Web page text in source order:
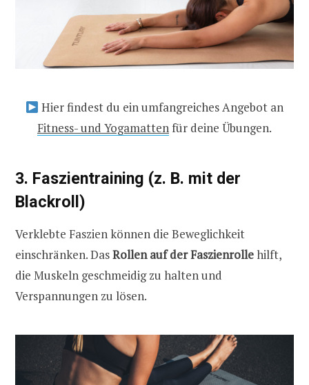
Hier findest du ein umfangreiches Angebot an
Fitness- und Yogamattenfür deine Übungen.
3. Faszientraining (z. B. mit der
Blackroll)
Verklebte Faszien können die Beweglichkeit
einschränken. DasRollen auf der Faszienrollehilft,
die Muskeln geschmeidig zu halten und
Verspannungen zu lösen.